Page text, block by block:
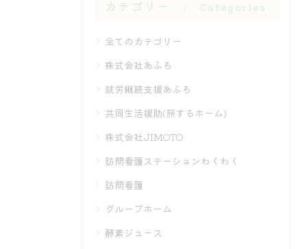
カテゴリー Categories
全てのカテゴリー
株式会社あふろ
就労継続支援あふろ
共同生活援助(旅するホーム)
株式会社JIMOTO
訪問看護ステーションわくわく
訪問看護
グループホーム
酵素ジュース